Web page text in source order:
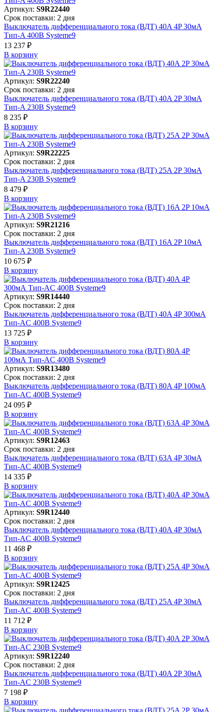
Артикул: S9R22440
Срок поставки: 2 дня
Выключатель дифференциального тока (ВДТ) 40A 4P 30мА
Тип-A 400В Systeme9
13 237 ₽
В корзинy
Артикул: S9R22240
Срок поставки: 2 дня
Выключатель дифференциального тока (ВДТ) 40A 2P 30мА
Тип-A 230В Systeme9
8 235 ₽
В корзинy
Артикул: S9R22225
Срок поставки: 2 дня
Выключатель дифференциального тока (ВДТ) 25A 2P 30мА
Тип-A 230В Systeme9
8 479 ₽
В корзинy
Артикул: S9R21216
Срок поставки: 2 дня
Выключатель дифференциального тока (ВДТ) 16A 2P 10мА
Тип-A 230В Systeme9
10 675 ₽
В корзинy
Артикул: S9R14440
Срок поставки: 2 дня
Выключатель дифференциального тока (ВДТ) 40A 4P 300мА
Тип-AC 400В Systeme9
13 725 ₽
В корзинy
Артикул: S9R13480
Срок поставки: 2 дня
Выключатель дифференциального тока (ВДТ) 80A 4P 100мА
Тип-AC 400В Systeme9
24 095 ₽
В корзинy
Артикул: S9R12463
Срок поставки: 2 дня
Выключатель дифференциального тока (ВДТ) 63A 4P 30мА
Тип-AC 400В Systeme9
14 335 ₽
В корзинy
Артикул: S9R12440
Срок поставки: 2 дня
Выключатель дифференциального тока (ВДТ) 40A 4P 30мА
Тип-AC 400В Systeme9
11 468 ₽
В корзинy
Артикул: S9R12425
Срок поставки: 2 дня
Выключатель дифференциального тока (ВДТ) 25A 4P 30мА
Тип-AC 400В Systeme9
11 712 ₽
В корзинy
Артикул: S9R12240
Срок поставки: 2 дня
Выключатель дифференциального тока (ВДТ) 40A 2P 30мА
Тип-AC 230В Systeme9
7 198 ₽
В корзинy